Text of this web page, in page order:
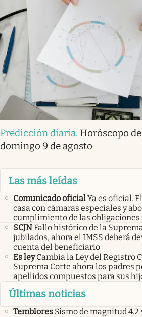
Predicción diaria. Horóscopo
domingo 9 de agosto
Las más leídas
Comunicado oficialYa es oficial.
casa con cámaras especiales y
cumplimiento de las obligaciones
SCJNFallo histórico de la
jubilados, ahora el IMSS deberá
cuenta del beneficiario
Es ley Cambia la Ley del Registro
Suprema Corte ahora los padres
apellidos compuestos para sus
Últimas noticias
Temblores Sismo de magnitud